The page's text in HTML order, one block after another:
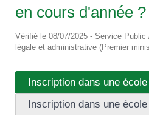
en cours d'année ?
Vérifié le 08/07/2025 - Service
légale et administrative (Premier
Inscription dans une
Inscription dans une